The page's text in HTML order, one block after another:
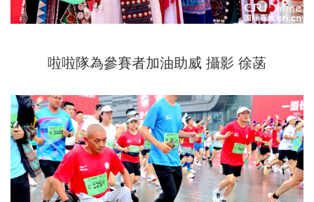
啦啦隊為參賽者加油助威 攝影 徐菡